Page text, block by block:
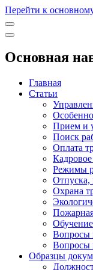
Перейти к
Основная
Главная
Статьи
Прием и
Поиск
Оплата
Режимы
Отпуска,
Охрана
Вопросы
Вопросы
Образцы